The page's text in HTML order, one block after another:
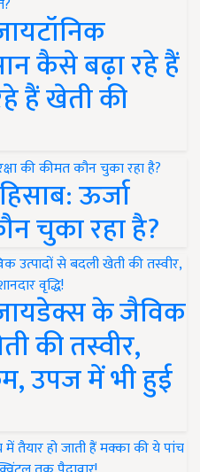
कैसे बढ़ा रहे हैं
हैं खेती की
ऊर्जा
चुका रहा है?
के जैविक
की तस्वीर,
उपज में भी हुई